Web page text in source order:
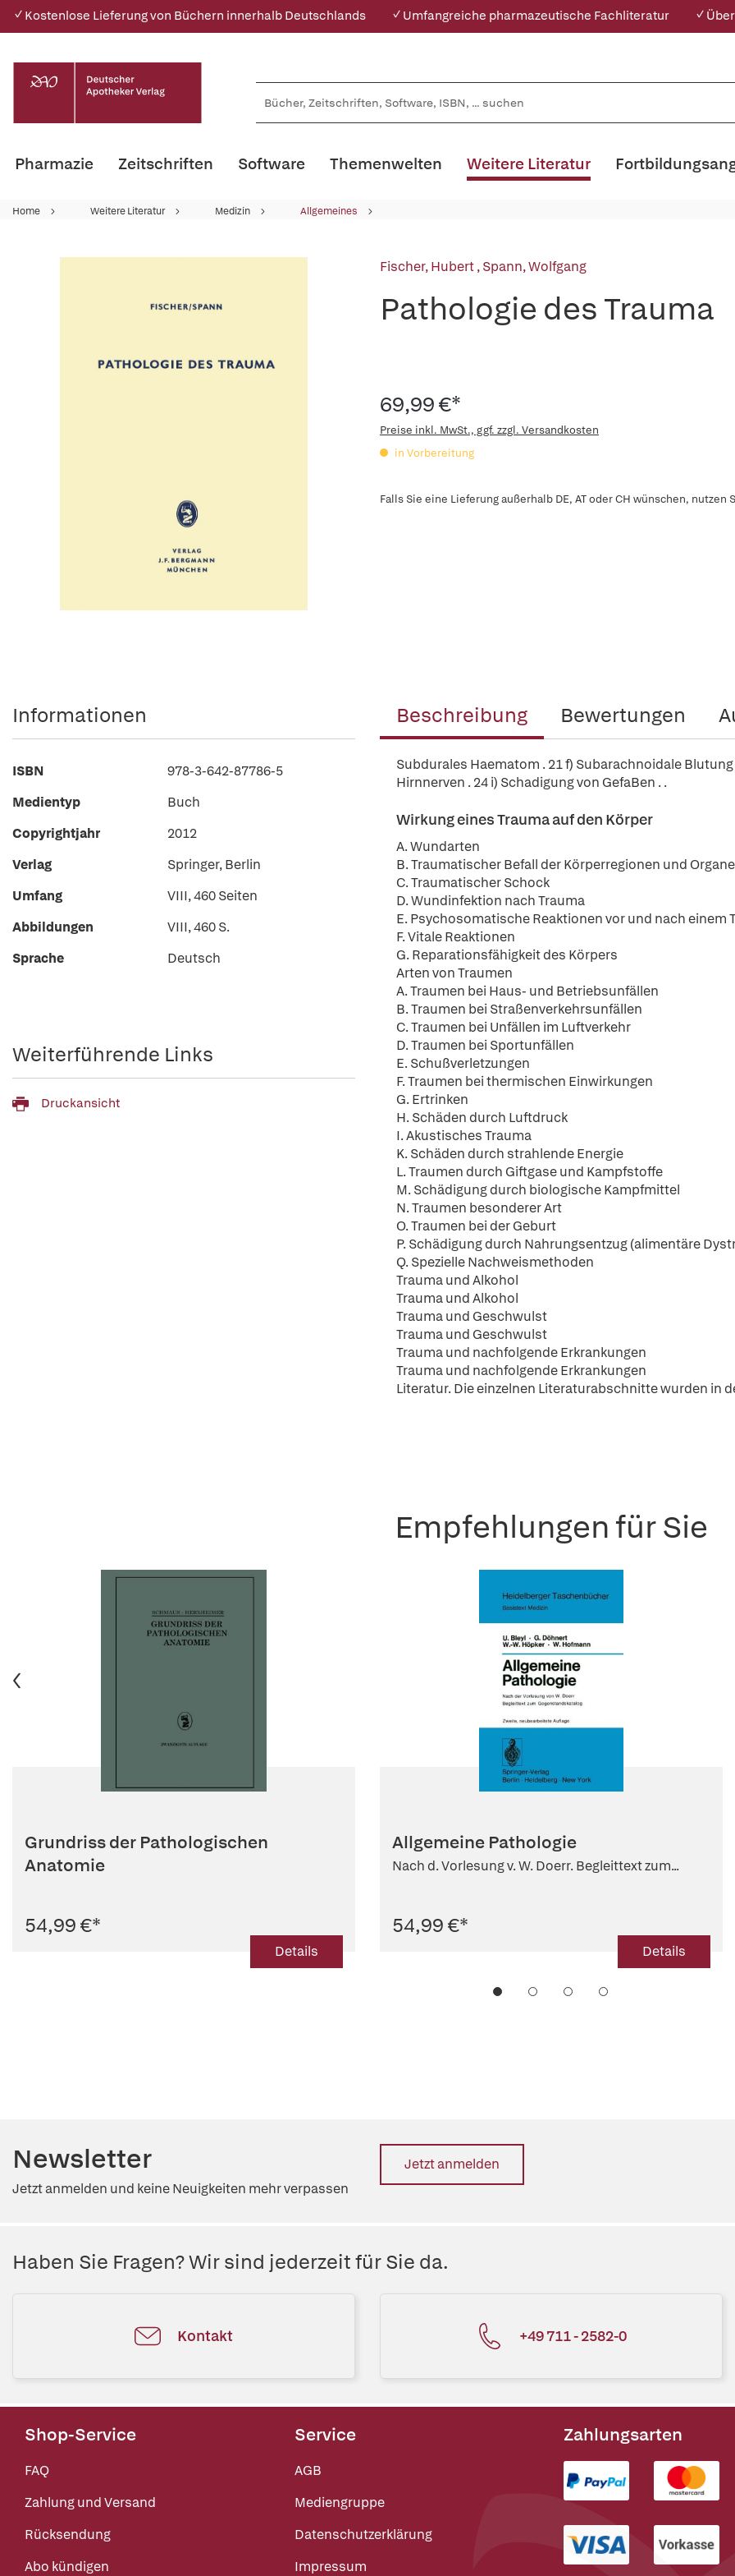
✓ Kostenlose Lieferung von Büchern innerhalb Deutschlands ✓ Umfangreiche pharmazeutische Fachliteratur ✓
Pharmazie Zeitschriften Software Themenwelten Weitere Literatur
Home Weitere Literatur Medizin Allgemeines
Fischer, Hubert,Spann, Wolfgang
Pathologie des Trauma
69,99 €*
Preise inkl. MwSt., ggf. zzgl. Versandkosten
in Vorbereitung
Falls Sie eine Lieferung außerhalb DE, AT oder CH wünschen, nutzen
Beschreibung Bewertungen
Subdurales Haematom . 21 f) Subarachnoidale Blutung
Hirnnerven . 24 i) Schadigung von GefaBen . .
Wirkung eines Trauma auf den Körper
A. Wundarten
B. Traumatischer Befall der Körperregionen und Organe
C. Traumatischer Schock
D. Wundinfektion nach Trauma
E. Psychosomatische Reaktionen vor und nach einem
F. Vitale Reaktionen
G. Reparationsfähigkeit des Körpers
Arten von Traumen
A. Traumen bei Haus- und Betriebsunfällen
B. Traumen bei Straßenverkehrsunfällen
C. Traumen bei Unfällen im Luftverkehr
D. Traumen bei Sportunfällen
E. Schußverletzungen
F. Traumen bei thermischen Einwirkungen
G. Ertrinken
H. Schäden durch Luftdruck
I. Akustisches Trauma
K. Schäden durch strahlende Energie
L. Traumen durch Giftgase und Kampfstoffe
M. Schädigung durch biologische Kampfmittel
N. Traumen besonderer Art
O. Traumen bei der Geburt
P. Schädigung durch Nahrungsentzug (alimentäre
Q. Spezielle Nachweismethoden
Trauma und Alkohol
Trauma und Alkohol
Trauma und Geschwulst
Trauma und Geschwulst
Trauma und nachfolgende Erkrankungen
Trauma und nachfolgende Erkrankungen
Literatur. Die einzelnen Literaturabschnitte wurden in
Informationen
ISBN
978-3-642-87786-5
Medientyp
Buch
Copyrightjahr
2012
Verlag
Springer, Berlin
Umfang
VIII, 460 Seiten
Abbildungen
VIII, 460 S.
Sprache
Deutsch
Weiterführende Links
Druckansicht
Empfehlungen für Sie
Grundriss der Pathologischen
Anatomie
54,99 €*
Details
Allgemeine Pathologie
Nach d. Vorlesung v. W. Doerr. Begleittext zum...
54,99 €*
Details
Newsletter
Jetzt anmelden und keine Neuigkeiten mehr verpassen
Jetzt anmelden
Haben Sie Fragen? Wir sind jederzeit für Sie da.
Kontakt +49 711 - 2582-0
Shop-Service
FAQ
Zahlung und Versand
Rücksendung
Abo kündigen
Service
AGB
Mediengruppe
Datenschutzerklärung
Impressum
Zahlungsarten